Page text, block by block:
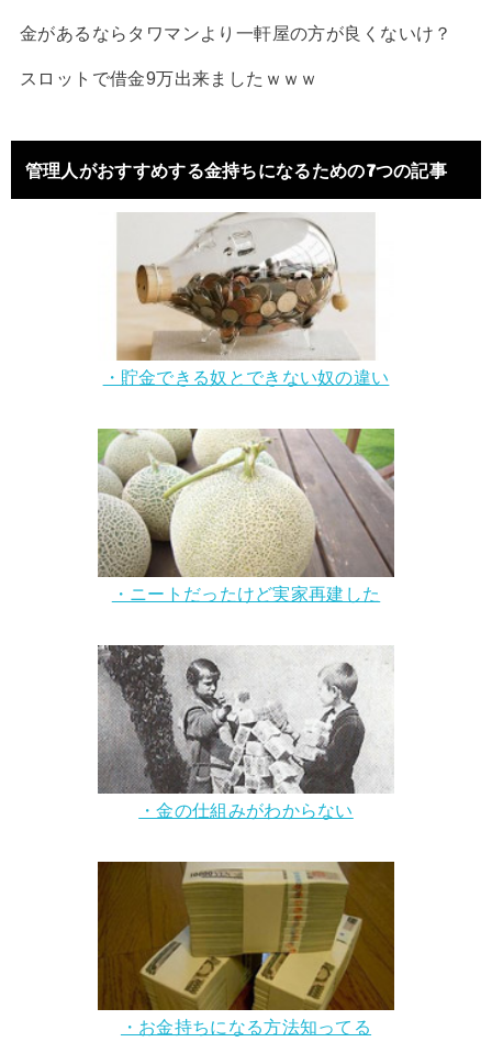
金があるならタワマンより一軒屋の方が良くないけ？
スロットで借金9万出来ましたｗｗｗ
管理人がおすすめする金持ちになるための7つの記事
・貯金できる奴とできない奴の違い
・ニートだったけど実家再建した
・金の仕組みがわからない
・お金持ちになる方法知ってる